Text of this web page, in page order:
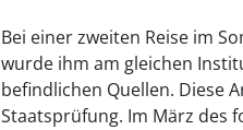
Bei einer zweiten Reise im
wurde ihm am gleichen
befindlichen Quellen. Diese
Staatsprüfung. Im März des